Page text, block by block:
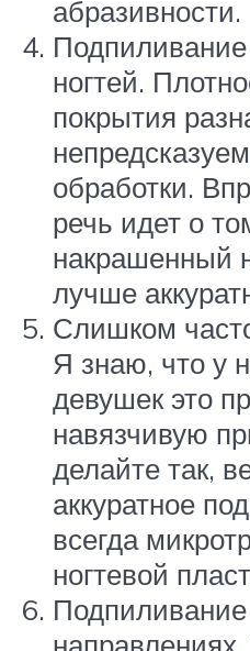
абразивности.
ногтей.
покрытия
обработки.
речь идет о
накрашенный
лучше
Слишком
Я знаю, что у
девушек это
навязчивую
делайте так,
аккуратное
всегда
ногтевой